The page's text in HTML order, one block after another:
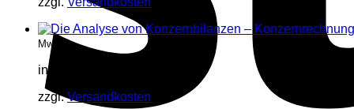
MwSt.
inkl. 19 % MwSt.
zzgl.Versandkosten